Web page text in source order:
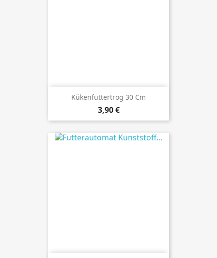
Kükenfuttertrog 30 Cm
Preis
3,90 €